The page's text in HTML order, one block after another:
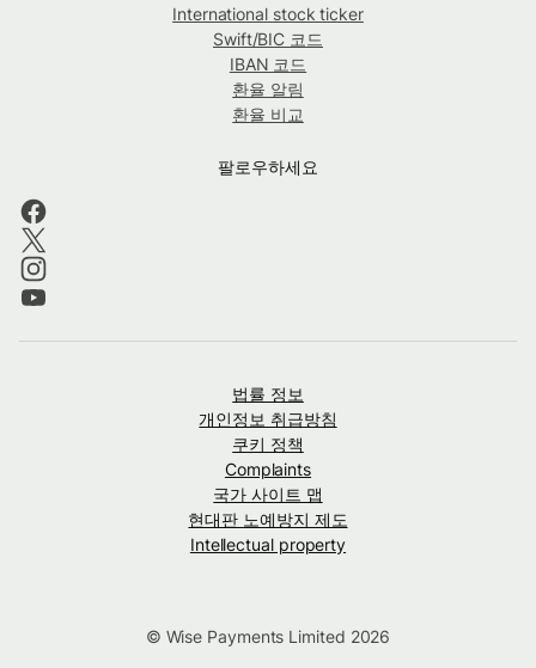
International stock ticker
Swift/BIC 코드
IBAN 코드
환율 알림
환율 비교
팔로우하세요
법률 정보
개인정보 취급방침
쿠키 정책
Complaints
국가 사이트 맵
현대판 노예방지 제도
Intellectual property
© Wise Payments Limited 2026